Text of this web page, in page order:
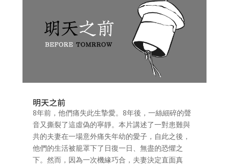
明天之前
8年前，他們痛失此生摯愛。8年後，一絲細碎的聲
音又撕裂了這虛偽的寧靜。本片講述了一對患難與
共的夫妻在一場意外痛失年幼的愛子，自此之後，
他們的生活被籠罩下了日復一日、無盡的恐懼之
下。然而，因為一次機緣巧合，夫妻決定直面真